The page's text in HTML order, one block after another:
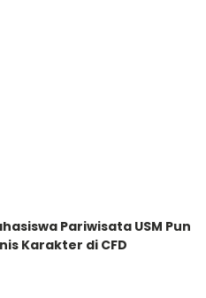
Pariwisata USM Pun
Karakter di CFD